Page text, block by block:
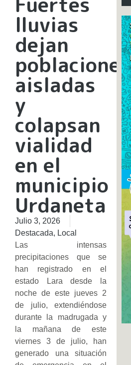
lluvias
dejan
poblaciones
aisladas
y
colapsan
vialidad
en el
municipio
Urdaneta
Julio 3, 2026
Destacada, Local
​Las intensas
precipitaciones que se
han registrado en el
estado Lara desde la
noche de este jueves 2
de julio, extendiéndose
durante la madrugada y
la mañana de este
viernes 3 de julio, han
generado una situación